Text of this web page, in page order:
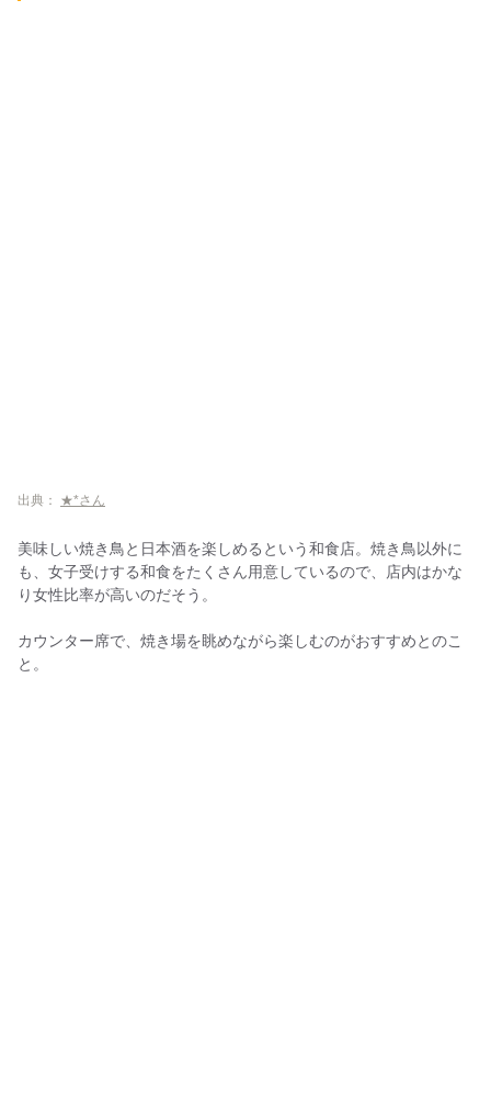
出典： ★*さん
美味しい焼き鳥と日本酒を楽しめるという和食店。焼き鳥以外に
も、女子受けする和食をたくさん用意しているので、店内はかな
り女性比率が高いのだそう。
カウンター席で、焼き場を眺めながら楽しむのがおすすめとのこ
と。